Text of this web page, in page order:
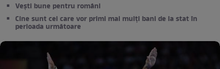
Vești bune pentru români
Cine sunt cei care vor primi mai mulți bani de la stat în
perioada următoare